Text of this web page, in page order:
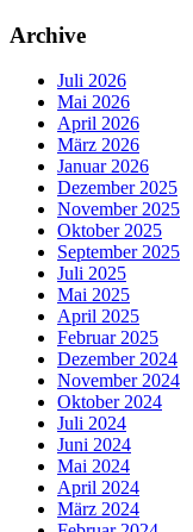
Archive
Juli 2026
Mai 2026
April 2026
März 2026
Januar 2026
Dezember 2025
November 2025
Oktober 2025
September 2025
Juli 2025
Mai 2025
April 2025
Februar 2025
Dezember 2024
November 2024
Oktober 2024
Juli 2024
Juni 2024
Mai 2024
April 2024
März 2024